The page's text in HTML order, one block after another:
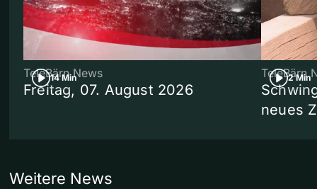
14 Min
TeleBärn News
Freitag, 07. August 2026
2 Min
TeleBärn
neues
Weitere News